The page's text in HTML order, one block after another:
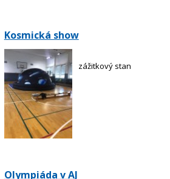
Kosmická show
zážitkový stan
Olympiáda v AJ